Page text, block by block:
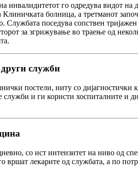
го одредува видот на
болница, а третманот
Службата поседува сопствен
за згрижување во траење од
служби
постели, ниту со дијагностички
и ги користи хоспиталните и
со ист интензитет на ниво од
вршат лекарите од службата, а по